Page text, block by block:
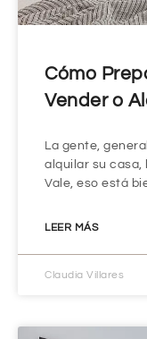
Cómo
Vender o
La gente,
alquilar su casa,
Vale, eso está
LEER MÁS
Claudia Villares